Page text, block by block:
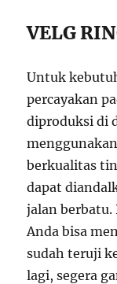
VELG
Untuk
percayakan
diproduksi di
berkualitas
dapat
jalan berbatu.
Anda bisa
sudah teruji
lagi, segera